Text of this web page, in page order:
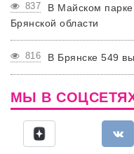
837
В Майском
Брянской области
816 В Брянске 549
МЫ В